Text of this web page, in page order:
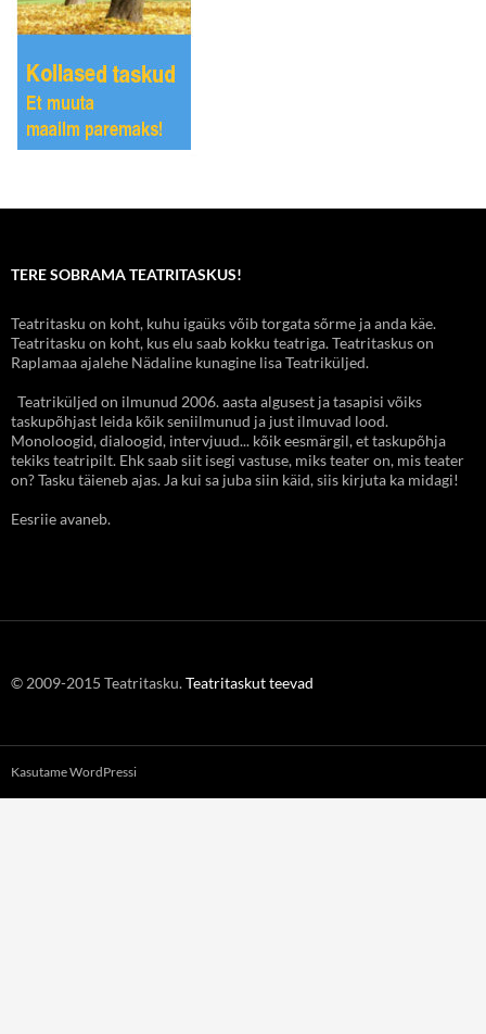
TERE SOBRAMA TEATRITASKUS!
Teatritasku on koht, kuhu igaüks võib torgata sõrme ja anda käe.
Teatritasku on koht, kus elu saab kokku teatriga. Teatritaskus on
Raplamaa ajalehe Nädaline kunagine lisa Teatriküljed.
Teatriküljed on ilmunud 2006. aasta algusest ja tasapisi võiks
taskupõhjast leida kõik seniilmunud ja just ilmuvad lood.
Monoloogid, dialoogid, intervjuud... kõik eesmärgil, et taskupõhja
tekiks teatripilt. Ehk saab siit isegi vastuse, miks teater on, mis teater
on? Tasku täieneb ajas. Ja kui sa juba siin käid, siis kirjuta ka midagi!
Eesriie avaneb.
© 2009-2015 Teatritasku.Teatritaskut teevad
Kasutame WordPressi